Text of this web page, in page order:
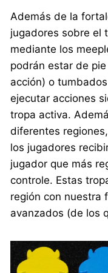
Además de la
jugadores sobre el
mediante los
podrán estar de
acción) o
ejecutar acciones
tropa activa.
diferentes
los jugadores
jugador que más
controle. Estas
región con nuestra
avanzados (de los